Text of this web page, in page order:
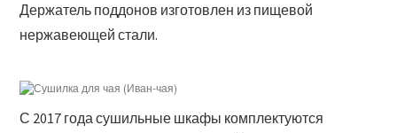
Держатель поддонов изготовлен из пищевой
нержавеющей стали.
С 2017 года сушильные шкафы комплектуются